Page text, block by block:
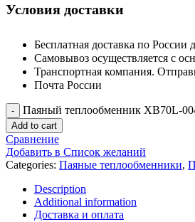
Условия доставки
Бесплатная доставка по России
Самовывоз осуществляется с
Транспортная компания.
Почта России
Паяный теплообменник XB70L-
Add to cart
Сравнение
Добавить в Список желаний
Categories: Паяные теплообменники,
Description
Additional information
Доставка и оплата